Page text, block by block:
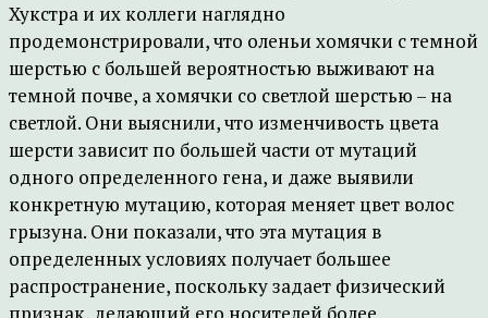
Хукстра и их коллеги наглядно
продемонстрировали, что оленьи хомячки с темной
шерстью с большей вероятностью выживают на
темной почве, а хомячки со светлой шерстью – на
светлой. Они выяснили, что изменчивость цвета
шерсти зависит по большей части от мутаций
одного определенного гена, и даже выявили
конкретную мутацию, которая меняет цвет волос
грызуна. Они показали, что эта мутация в
определенных условиях получает большее
распространение, поскольку задает физический